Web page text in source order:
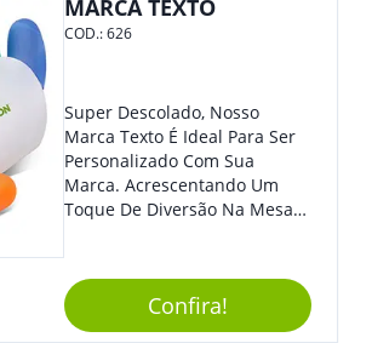
MARCA TEXTO
COD.:626
Super Descolado, Nosso
Marca Texto É Ideal Para Ser
Personalizado Com Sua
Marca. Acrescentando Um
Toque De Diversão Na Mesa
Clientes E Colaboradores. O
Grande Destaque De Eventos
E Feiras De Negócio
Confira!